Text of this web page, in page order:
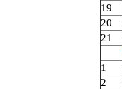
19
20
21
1
2